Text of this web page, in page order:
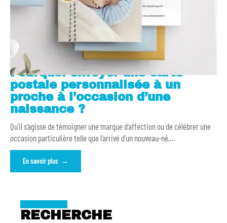
Pourquoi envoyer une carte
postale personnalisée à un
proche à l’occasion d’une
naissance ?
Qu’il s’agisse de témoigner une marque d’affection ou de célébrer une
occasion particulière telle que l’arrivé d’un nouveau-né,…
En savoir plus
RECHERCHE